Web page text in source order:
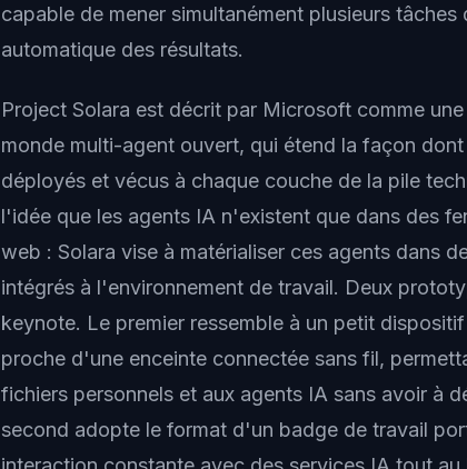
capable de mener simultanément plusieurs
automatique des résultats.
Project Solara est décrit par Microsoft comme
monde multi-agent ouvert, qui étend la façon
déployés et vécus à chaque couche de la pile
l'idée que les agents IA n'existent que dans des
web : Solara vise à matérialiser ces agents dans
intégrés à l'environnement de travail. Deux
keynote. Le premier ressemble à un petit
proche d'une enceinte connectée sans fil,
fichiers personnels et aux agents IA sans avoir à
second adopte le format d'un badge de travail